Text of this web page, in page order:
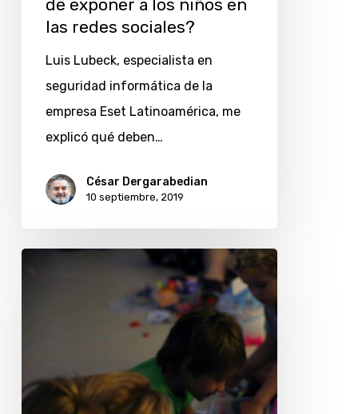
de exponer a los niños en
las redes sociales?
Luis Lubeck, especialista en
seguridad informática de la
empresa Eset Latinoamérica, me
explicó qué deben…
César Dergarabedian
10 septiembre, 2019
móviles